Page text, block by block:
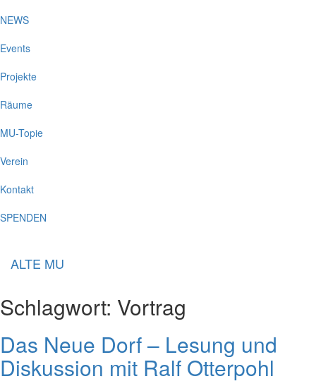
NEWS
Events
Projekte
Räume
MU-Topie
Verein
Kontakt
SPENDEN
ALTE MU
Schlagwort: Vortrag
Das Neue Dorf – Lesung und
Diskussion mit Ralf Otterpohl